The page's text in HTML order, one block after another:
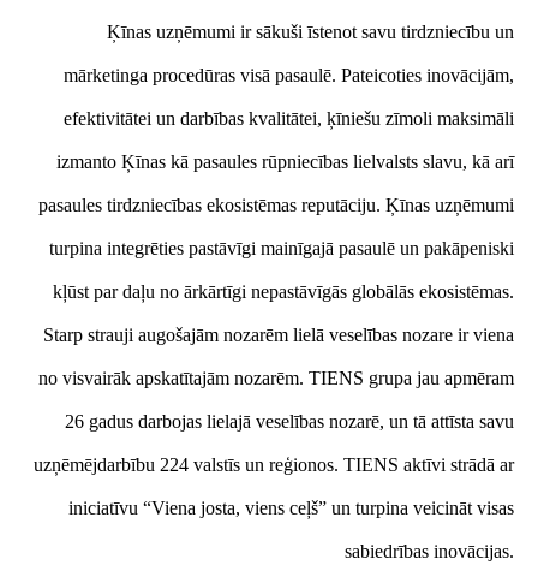
Ķīnas uzņēmumi ir sākuši īstenot savu tirdzniecību un
mārketinga procedūras visā pasaulē. Pateicoties inovācijām,
efektivitātei un darbības kvalitātei, ķīniešu zīmoli maksimāli
izmanto Ķīnas kā pasaules rūpniecības lielvalsts slavu, kā arī
pasaules tirdzniecības ekosistēmas reputāciju. Ķīnas uzņēmumi
turpina integrēties pastāvīgi mainīgajā pasaulē un pakāpeniski
kļūst par daļu no ārkārtīgi nepastāvīgās globālās ekosistēmas.
Starp strauji augošajām nozarēm lielā veselības nozare ir viena
no visvairāk apskatītajām nozarēm. TIENS grupa jau apmēram
26 gadus darbojas lielajā veselības nozarē, un tā attīsta savu
uzņēmējdarbību 224 valstīs un reģionos. TIENS aktīvi strādā ar
iniciatīvu “Viena josta, viens ceļš” un turpina veicināt visas
sabiedrības inovācijas.